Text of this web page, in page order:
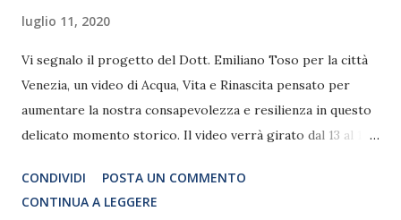
luglio 11, 2020
Vi segnalo il progetto del Dott. Emiliano Toso per la città
Venezia, un video di Acqua, Vita e Rinascita pensato per
aumentare la nostra consapevolezza e resilienza in questo
delicato momento storico. Il video verrà girato dal 13 al 15
esterne della città, con la straordinaria partecipazione della
Ballerina Solista del Teatro alla Scala di Milano Beatrice
CONDIVIDI
POSTA UN COMMENTO
CONTINUA A LEGGERE